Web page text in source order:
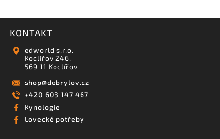
KONTAKT
edworld s.r.o.
Koclířov 246,
569 11 Koclířov
shop@dobrylov.cz
+420 603 147 467
Kynologie
Lovecké potřeby